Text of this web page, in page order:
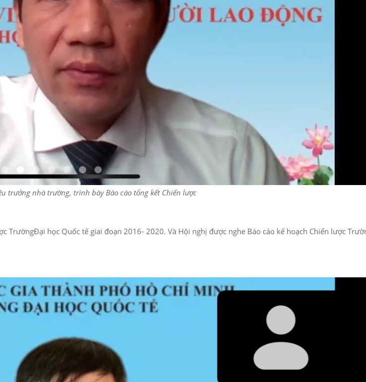
trưởng nhà trường, trình bày Báo cáo tổng kết Chiến lược
TrườngĐại học Quốc tế giai đoạn 2016- 2020. Và Hội nghị được nghe Báo cáo kế hoạch Chiến lược